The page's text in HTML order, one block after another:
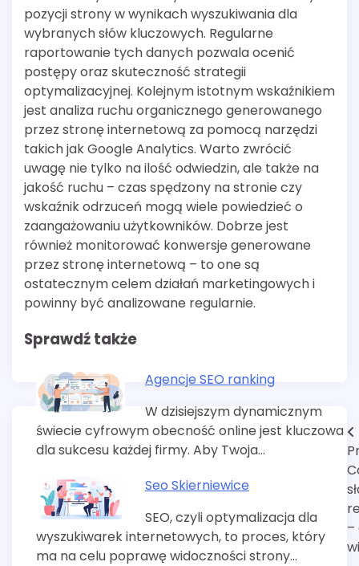
pozycji strony w wynikach wyszukiwania dla
wybranych słów kluczowych. Regularne
raportowanie tych danych pozwala ocenić
postępy oraz skuteczność strategii
optymalizacyjnej. Kolejnym istotnym wskaźnikiem
jest analiza ruchu organicznego generowanego
przez stronę internetową za pomocą narzędzi
takich jak Google Analytics. Warto zwrócić
uwagę nie tylko na ilość odwiedzin, ale także na
jakość ruchu – czas spędzony na stronie czy
wskaźnik odrzuceń mogą wiele powiedzieć o
zaangażowaniu użytkowników. Dobrze jest
również monitorować konwersje generowane
przez stronę internetową – to one są
ostatecznym celem działań marketingowych i
powinny być analizowane regularnie.
Sprawdź także
Agencje SEO ranking
W dzisiejszym dynamicznym
świecie cyfrowym obecność online jest kluczowa
dla sukcesu każdej firmy. Aby Twoja…
Seo Skierniewice
SEO, czyli optymalizacja dla
wyszukiwarek internetowych, to proces, który
ma na celu poprawę widoczności strony…
Nawigacja
–